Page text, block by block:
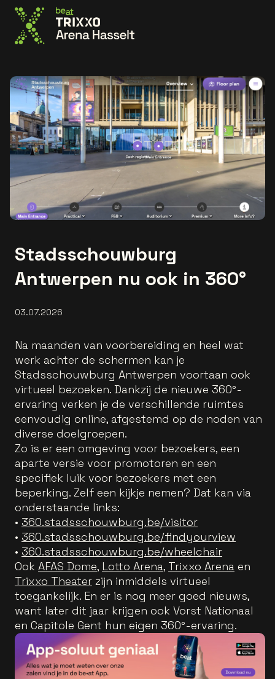
Stadsschouwburg
Antwerpen nu ook in 360°
03.07.2026
Na maanden van voorbereiding en heel wat
werk achter de schermen kan je
Stadsschouwburg Antwerpen voortaan ook
virtueel bezoeken. Dankzij de nieuwe 360°-
ervaring verken je de verschillende ruimtes
eenvoudig online, afgestemd op de noden van
diverse doelgroepen.
Zo is er een omgeving voor bezoekers, een
aparte versie voor promotoren en een
specifiek luik voor bezoekers met een
beperking. Zelf een kijkje nemen? Dat kan via
onderstaande links:
• 360.stadsschouwburg.be/visitor
• 360.stadsschouwburg.be/findyourview
• 360.stadsschouwburg.be/wheelchair
Ook AFAS Dome, Lotto Arena, Trixxo Arena en
Trixxo Theater zijn inmiddels virtueel
toegankelijk. En er is nog meer goed nieuws,
want later dit jaar krijgen ook Vorst Nationaal
en Capitole Gent hun eigen 360°-ervaring.